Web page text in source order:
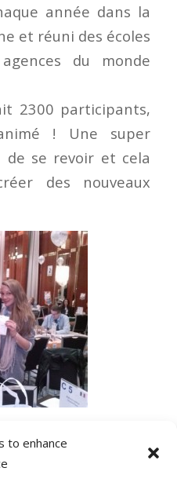
to enhance
année dans la
et réuni des écoles
du monde
2300 participants,
! Une super
de se revoir et cela
des nouveaux